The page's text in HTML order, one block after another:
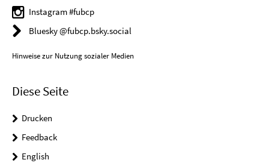
Instagram #fubcp
Bluesky @fubcp.bsky.social
Hinweise zur Nutzung sozialer Medien
Diese Seite
Drucken
Feedback
English